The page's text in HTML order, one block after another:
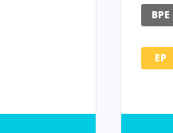
BPE
EP